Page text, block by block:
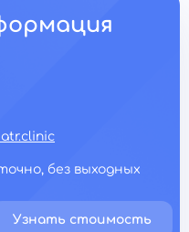
без выходных
Узнать стоимость